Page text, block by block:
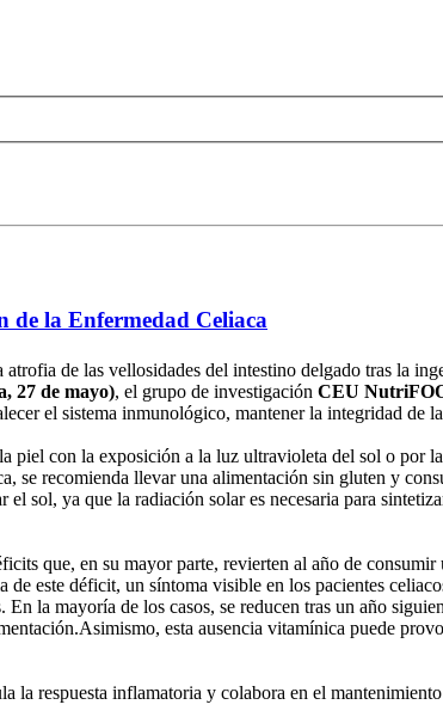
la Enfermedad Celiaca
de las vellosidades del intestino delgado tras la
27 de mayo), el grupo de investigación CEU
el sistema inmunológico, mantener la integridad de
piel con la exposición a la luz ultravioleta del sol o por
se recomienda llevar una alimentación sin gluten y
sol, ya que la radiación solar es necesaria para
que, en su mayor parte, revierten al año de
este déficit, un síntoma visible en los pacientes
la mayoría de los casos, se reducen tras un año
esta ausencia vitamínica puede
la respuesta inflamatoria y colabora en el